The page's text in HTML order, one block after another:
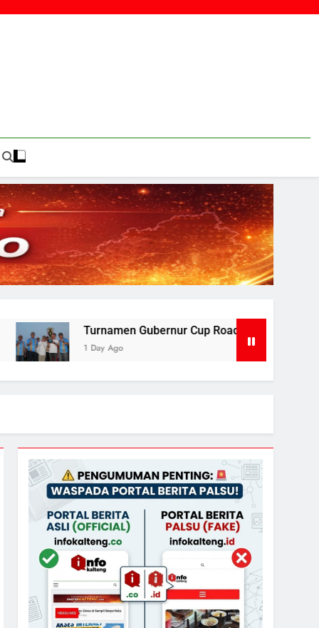
Gubernur Cup Road to Pangdam XXII/TB Cup 2026